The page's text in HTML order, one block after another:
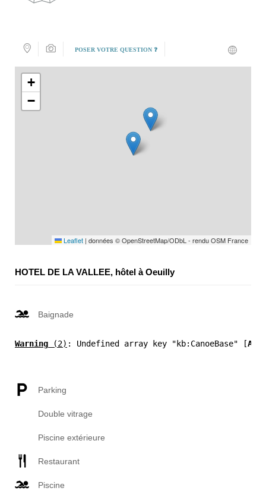
POSER VOTRE QUESTION ❓
+
−
Leaflet | données © OpenStreetMap/ODbL - rendu OSM France
HOTEL DE LA VALLEE, hôtel à Oeuilly
Baignade
Warning (2) : Undefined array key "kb:CanoeBase" [
Parking
Double vitrage
Piscine extérieure
Restaurant
Piscine